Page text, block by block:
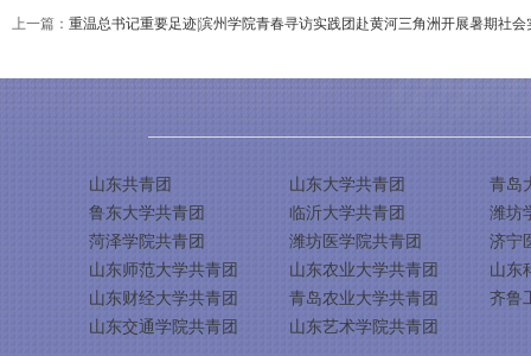
上一篇： 重温总书记重要足迹|滨州学院青春寻访实践团赴黄河三角洲开展暑期社会
山东共青团 山东大学共青团
青岛
鲁东大学共青团
临沂大学共青团
潍坊
菏泽学院共青团
潍坊医学院共青团
济宁
山东师范大学共青团
山东农业大学共青团
山东
山东财经大学共青团
青岛农业大学共青团
齐鲁
山东交通学院共青团
山东艺术学院共青团